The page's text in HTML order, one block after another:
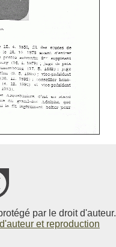
par le droit d'auteur.
et reproduction